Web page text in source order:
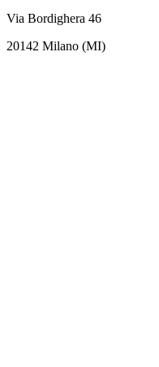
Via Bordighera 46
20142 Milano (MI)